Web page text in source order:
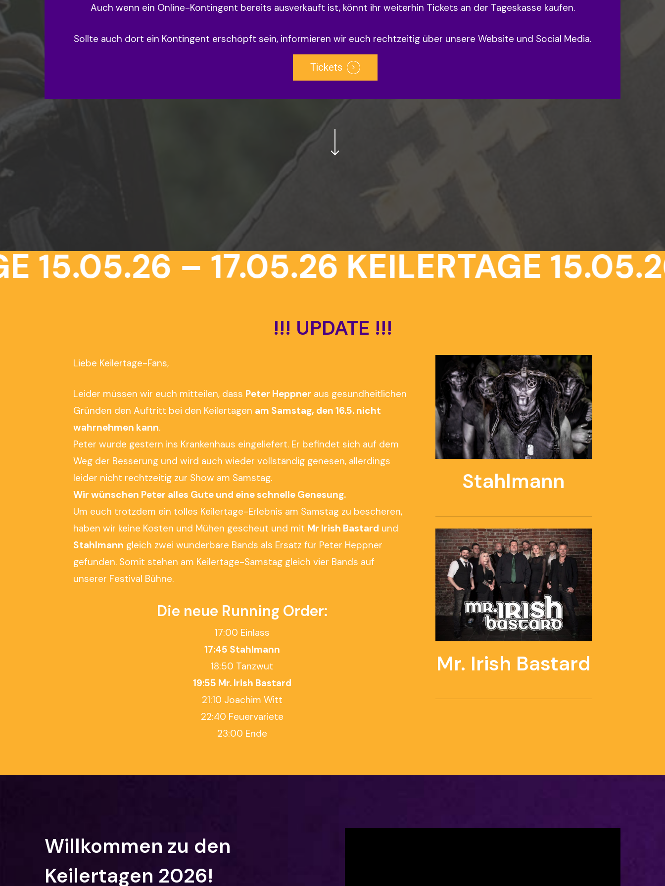
Auch wenn ein Online-Kontingent bereits ausverkauft ist, könnt ihr weiterhin Tickets an der Tageskasse kaufen.
Sollte auch dort ein Kontingent erschöpft sein, informieren wir euch rechtzeitig über unsere Website und Social Media.
Tickets
15.05.26 – 17.05.26KEILERTAGE
!!! UPDATE !!!
Liebe Keilertage-Fans,
Leider müssen wir euch mitteilen, dass Peter Heppner aus gesundheitlichen
Gründen den Auftritt bei den Keilertagen am Samstag, den 16.5. nicht
wahrnehmen kann.
Peter wurde gestern ins Krankenhaus eingeliefert. Er befindet sich auf dem
Weg der Besserung und wird auch wieder vollständig genesen, allerdings
leider nicht rechtzeitig zur Show am Samstag.
Wir wünschen Peter alles Gute und eine schnelle Genesung.
Um euch trotzdem ein tolles Keilertage-Erlebnis am Samstag zu bescheren,
haben wir keine Kosten und Mühen gescheut und mit Mr Irish Bastard und
Stahlmann gleich zwei wunderbare Bands als Ersatz für Peter Heppner
gefunden. Somit stehen am Keilertage-Samstag gleich vier Bands auf
unserer Festival Bühne.
Die neue Running Order:
17:00 Einlass
17:45 Stahlmann
18:50 Tanzwut
19:55 Mr. Irish Bastard
21:10 Joachim Witt
22:40 Feuervariete
23:00 Ende
Stahlmann
Mr. Irish Bastard
Willkommen zu den
Keilertagen 2026!